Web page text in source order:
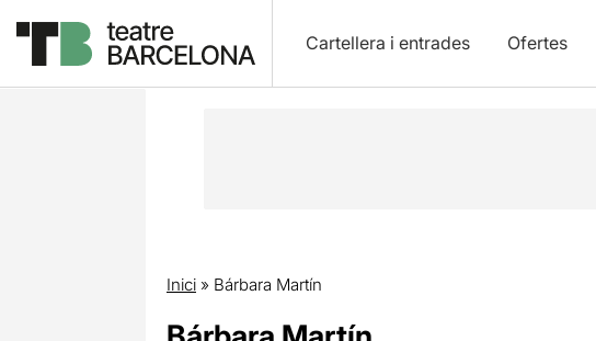
Cartellera i entrades Ofertes
Inici» Bárbara Martín